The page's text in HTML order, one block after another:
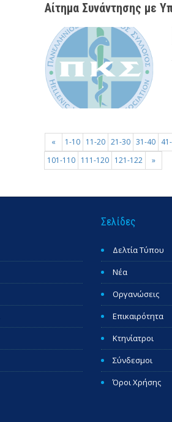
Αίτημα Συνάντησης με
« 1-10 11-20 21-30 31-40
101-110
111-120 121-122 »
Σελίδες
Δελτία Τύπου
Νέα
Οργανώσεις
Επικαιρότητα
Κτηνίατροι
Σύνδεσμοι
Όροι Χρήσης